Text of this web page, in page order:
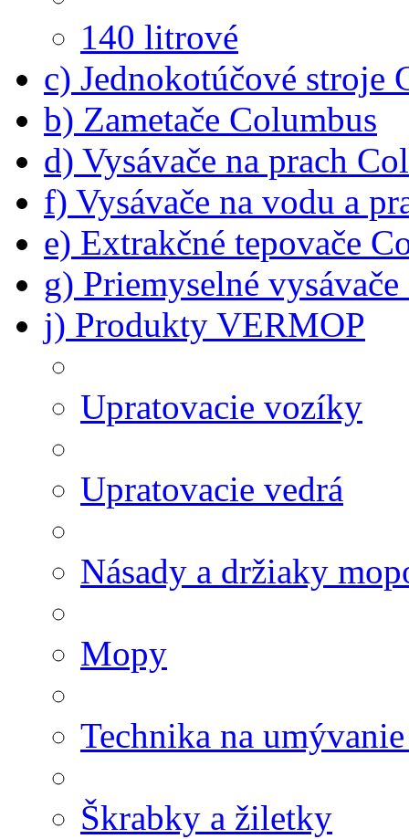
140 litrové
c) Jednokotúčové stroje
b) Zametače Columbus
d) Vysávače na prach
f) Vysávače na vodu a
e) Extrakčné tepovače
g) Priemyselné
j) Produkty VERMOP
Upratovacie vozíky
Upratovacie vedrá
Násady a držiaky
Mopy
Technika na
Škrabky a žiletky